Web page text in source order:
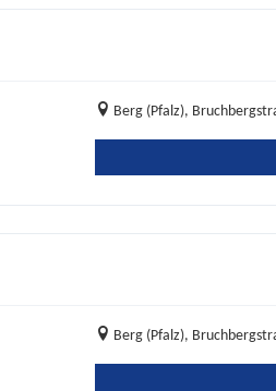
Berg (Pfalz),
Berg (Pfalz),